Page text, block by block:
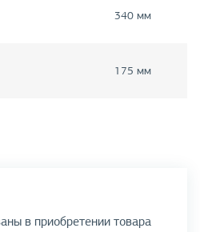
340 мм
175 мм
в приобретении товара